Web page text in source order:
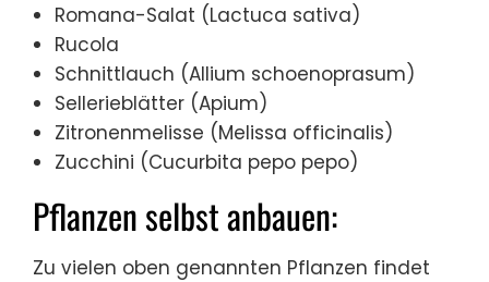
Romana-Salat (Lactuca sativa)
Rucola
Schnittlauch (Allium schoenoprasum)
Sellerieblätter (Apium)
Zitronenmelisse (Melissa officinalis)
Zucchini (Cucurbita pepo pepo)
Pflanzen selbst anbauen:
Zu vielen oben genannten Pflanzen findet